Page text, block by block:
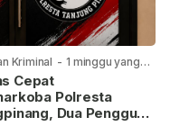
Kriminal - 1 minggu yang
Cepat
Polresta
Dua Pengguna